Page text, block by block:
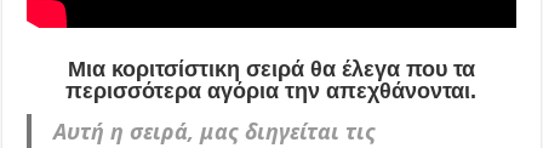
Μια κοριτσίστικη σειρά θα έλεγα που τα
περισσότερα αγόρια την απεχθάνονται.
Αυτή η σειρά, μας διηγείται τις